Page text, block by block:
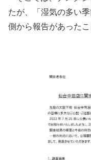
たが、「湿気の多い
側から報告があったこ